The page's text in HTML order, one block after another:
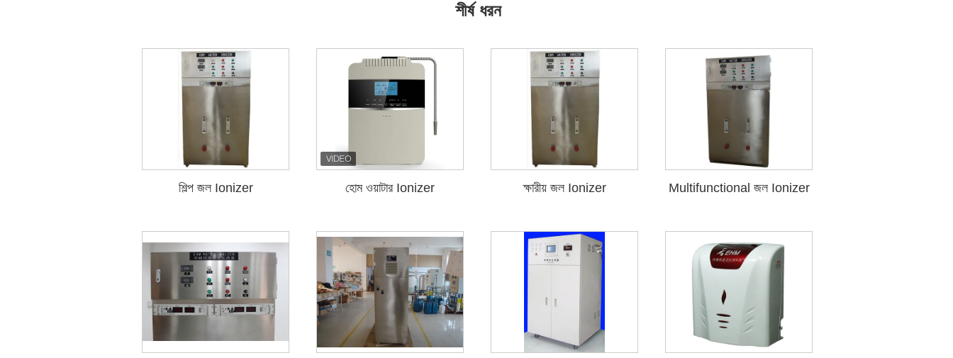
শীর্ষ ধরন
শিল্প জল Ionizer হোম ওয়াটার Ionizer ক্ষারীয় জল Ionizer Multifunctional জল Ionizer